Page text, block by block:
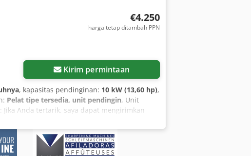
€4.250
harga tetap ditambah PPN
Kirim permintaan
, kapasitas pendinginan: 10 kW (13,60 hp),
Pelat tipe tersedia, unit pendingin, Unit
Anda tertarik, saya dapat mengirimkan
utama: Pengontrol 32 bit Antarmuka
untuk air tanpa zat anti-beku Pompa:
Dimensi: P: 1281mm x L: 505mm x T: